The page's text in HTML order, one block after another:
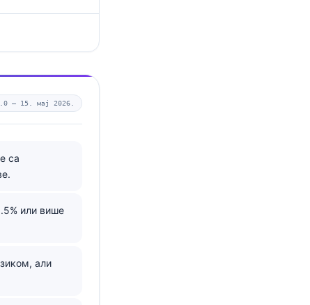
— 15. мај 2026.
са
или више
али